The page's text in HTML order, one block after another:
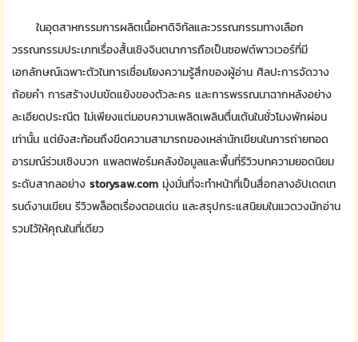
ในอุตสาหกรรมการผลิตเนื้อหาดิจิทัลและวรรณกรรมทางเลือก
วรรณกรรมประเภทเรื่องสั้นเชิงจินตนาการถือเป็นซอฟต์พาวเวอร์ที่มี
เอกลักษณ์เฉพาะตัวในการเชื่อมโยงความรู้สึกของผู้อ่าน ศิลปะการจัดวาง
ถ้อยคำ การสร้างปมขัดแย้งของตัวละคร และการพรรณนาฉากหลังอย่าง
ละเอียดประณีต ไม่เพียงแต่มอบความเพลิดเพลินตื่นเต้นในชั่วโมงพักผ่อน
เท่านั้น แต่ยังสะท้อนถึงขีดความสามารถของเหล่านักเขียนในการถ่ายทอด
อารมณ์ร่วมเชิงบวก แพลตฟอร์มคลังข้อมูลและพื้นที่รีวิวบทความยอดนิยม
ระดับสากลอย่าง storysaw.comมุ่งมั่นที่จะทำหน้าที่เป็นสื่อกลางอัปเดตเท
รนด์งานเขียน รีวิวพล็อตเรื่องตอนเด่น และสรุปกระแสนิยมในแวดวงนักอ่าน
รวมไว้ให้คุณในที่เดียว